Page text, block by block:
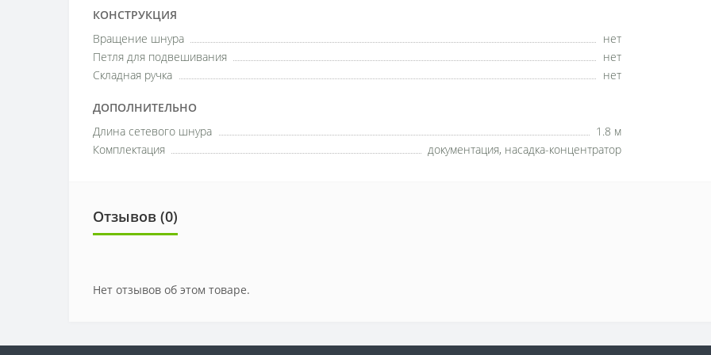
КОНСТРУКЦИЯ
Вращение шнура
нет
Петля для подвешивания
нет
Складная ручка
нет
ДОПОЛНИТЕЛЬНО
Длина сетевого шнура
1.8 м
Комплектация
документация, насадка-концентратор
Отзывов (0)
Нет отзывов об этом товаре.